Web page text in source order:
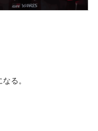
る。